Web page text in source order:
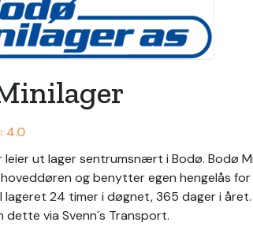
4.0
leier ut lager sentrumsnært i Bodø. Bodø
og benytter egen hengelås
lageret 24 timer i døgnet, 365 dager i
via Svenn´s Transport.